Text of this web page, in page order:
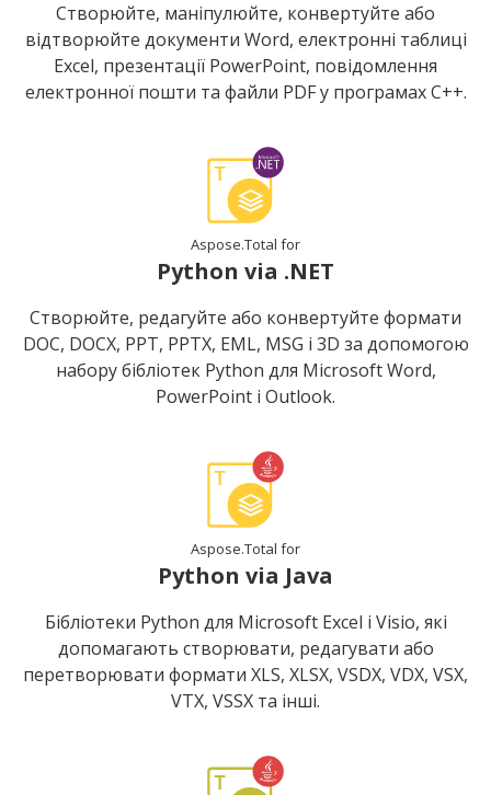
Створюйте, маніпулюйте, конвертуйте або
відтворюйте документи Word, електронні таблиці
Excel, презентації PowerPoint, повідомлення
електронної пошти та файли PDF у програмах C++.
Aspose.Total for
Python via .NET
Створюйте, редагуйте або конвертуйте формати
DOC, DOCX, PPT, PPTX, EML, MSG і 3D за допомогою
набору бібліотек Python для Microsoft Word,
PowerPoint і Outlook.
Aspose.Total for
Python via Java
Бібліотеки Python для Microsoft Excel і Visio, які
допомагають створювати, редагувати або
перетворювати формати XLS, XLSX, VSDX, VDX, VSX,
VTX, VSSX та інші.